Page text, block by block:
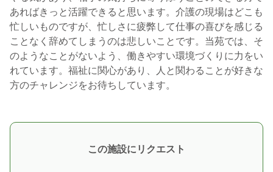
あればきっと活躍できると思います。介護の現場はどこも
忙しいものですが、忙しさに疲弊して仕事の喜びを感じる
ことなく辞めてしまうのは悲しいことです。当苑では、そ
のようなことがないよう、働きやすい環境づくりに力をい
れています。福祉に関心があり、人と関わることが好きな
方のチャレンジをお待ちしています。
この施設にリクエスト